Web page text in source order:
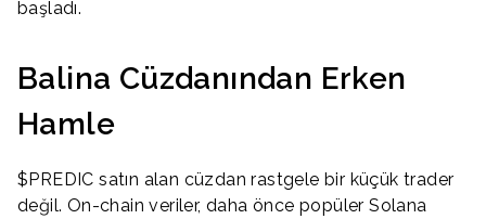
başladı.
Balina Cüzdanından Erken
Hamle
$PREDIC satın alan cüzdan rastgele bir küçük trader
değil. On-chain veriler, daha önce popüler Solana